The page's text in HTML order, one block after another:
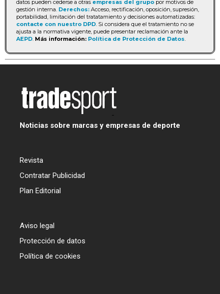
datos pueden cederse a otras empresas del grupo por motivos de
gestión interna. Derechos: Acceso, rectificación, oposición, supresión,
portabilidad, limitación del tratatamiento y decisiones automatizadas:
contacte con nuestro DPD. Si considera que el tratamiento no se
ajusta a la normativa vigente, puede presentar reclamación ante la
AEPD. Más información: Política de Protección de Datos.
Noticias sobre marcas y empresas de deporte
Revista
Contratar Publicidad
Plan Editorial
Aviso legal
Protección de datos
Política de cookies